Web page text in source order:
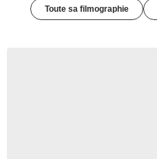
Toute sa filmographie